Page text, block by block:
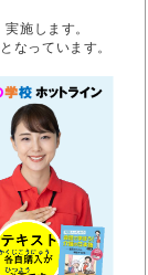
施します。
なっています。